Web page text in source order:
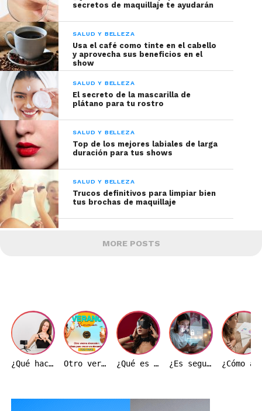
secretos de maquillaje te ayudarán
SALUD Y BELLEZA
Usa el café como tinte en el cabello
y aprovecha sus beneficios en el
show
SALUD Y BELLEZA
El secreto de la mascarilla de
plátano para tu rostro
SALUD Y BELLEZA
Top de los mejores labiales de larga
duración para tus shows
SALUD Y BELLEZA
Trucos definitivos para limpiar bien
tus brochas de maquillaje
MORE POSTS
¿Qué hace realmente una modelo webcam durante una transmisión? Otro verano ardiente: Ideas de transmisión para hacer crecer tu base de fans ¿Qué es el BDSM y por qué es importante entenderlo correctamente? ¿Es seguro trabajar como modelo webcam en Colombia?